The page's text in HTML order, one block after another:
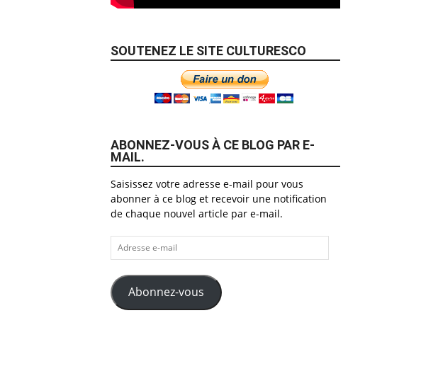
SOUTENEZ LE SITE CULTURESCO
ABONNEZ-VOUS À CE BLOG PAR E-
MAIL.
Saisissez votre adresse e-mail pour vous
abonner à ce blog et recevoir une notification
de chaque nouvel article par e-mail.
Adresse
e-
mail
Abonnez-vous